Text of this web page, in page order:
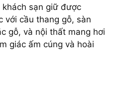
sạn giữ được
với cầu thang gỗ, sàn
gỗ, và nội thất mang hơi
giác ấm cúng và hoài